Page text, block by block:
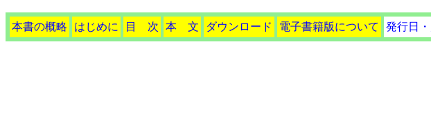
本書の概略 はじめに 目 次 本 文 ダウンロード 電子書籍版について 発行日